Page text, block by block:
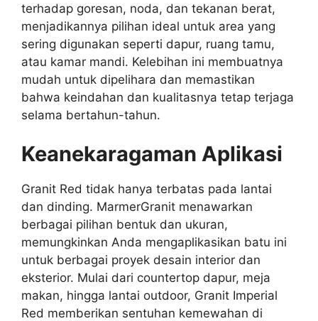
terhadap goresan, noda, dan tekanan berat,
menjadikannya pilihan ideal untuk area yang
sering digunakan seperti dapur, ruang tamu,
atau kamar mandi. Kelebihan ini membuatnya
mudah untuk dipelihara dan memastikan
bahwa keindahan dan kualitasnya tetap terjaga
selama bertahun-tahun.
Keanekaragaman Aplikasi
Granit Red tidak hanya terbatas pada lantai
dan dinding. MarmerGranit menawarkan
berbagai pilihan bentuk dan ukuran,
memungkinkan Anda mengaplikasikan batu ini
untuk berbagai proyek desain interior dan
eksterior. Mulai dari countertop dapur, meja
makan, hingga lantai outdoor, Granit Imperial
Red memberikan sentuhan kemewahan di